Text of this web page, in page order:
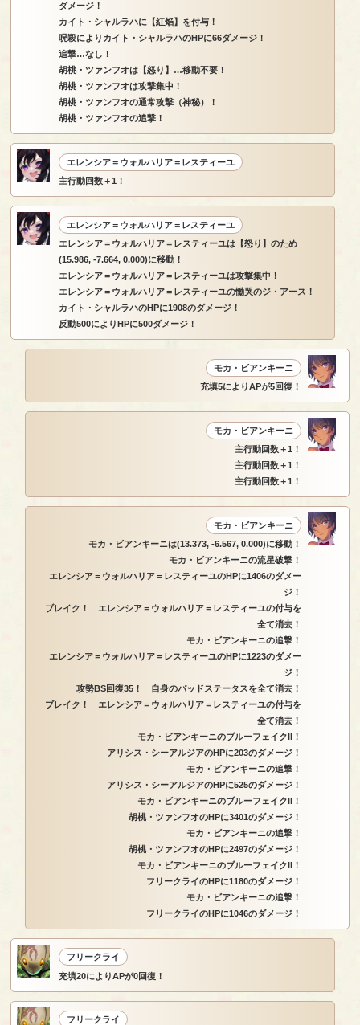
ダメージ！
カイト・シャルラハに【紅焔】を付与！
呪殺によりカイト・シャルラハのHPに66ダメージ！
追撃…なし！
胡桃・ツァンフオは【怒り】…移動不要！
胡桃・ツァンフオは攻撃集中！
胡桃・ツァンフオの通常攻撃（神秘）！
胡桃・ツァンフオの追撃！
エレンシア＝ウォルハリア＝レスティーユ
主行動回数＋1！
エレンシア＝ウォルハリア＝レスティーユ
エレンシア＝ウォルハリア＝レスティーユは【怒り】のため
(15.986, -7.664, 0.000)に移動！
エレンシア＝ウォルハリア＝レスティーユは攻撃集中！
エレンシア＝ウォルハリア＝レスティーユの慟哭のジ・アース！
カイト・シャルラハのHPに1908のダメージ！
反動500によりHPに500ダメージ！
モカ・ビアンキーニ
充填5によりAPが5回復！
モカ・ビアンキーニ
主行動回数＋1！
主行動回数＋1！
主行動回数＋1！
モカ・ビアンキーニ
モカ・ビアンキーニは(13.373, -6.567, 0.000)に移動！
モカ・ビアンキーニの流星破撃！
エレンシア＝ウォルハリア＝レスティーユのHPに1406のダメー
ジ！
ブレイク！ エレンシア＝ウォルハリア＝レスティーユの付与を
全て消去！
モカ・ビアンキーニの追撃！
エレンシア＝ウォルハリア＝レスティーユのHPに1223のダメー
ジ！
攻勢BS回復35！ 自身のバッドステータスを全て消去！
ブレイク！ エレンシア＝ウォルハリア＝レスティーユの付与を
全て消去！
モカ・ビアンキーニのブルーフェイクII！
アリシス・シーアルジアのHPに203のダメージ！
モカ・ビアンキーニの追撃！
アリシス・シーアルジアのHPに525のダメージ！
モカ・ビアンキーニのブルーフェイクII！
胡桃・ツァンフオのHPに3401のダメージ！
モカ・ビアンキーニの追撃！
胡桃・ツァンフオのHPに2497のダメージ！
モカ・ビアンキーニのブルーフェイクII！
フリークライのHPに1180のダメージ！
モカ・ビアンキーニの追撃！
フリークライのHPに1046のダメージ！
フリークライ
充填20によりAPが0回復！
フリークライ